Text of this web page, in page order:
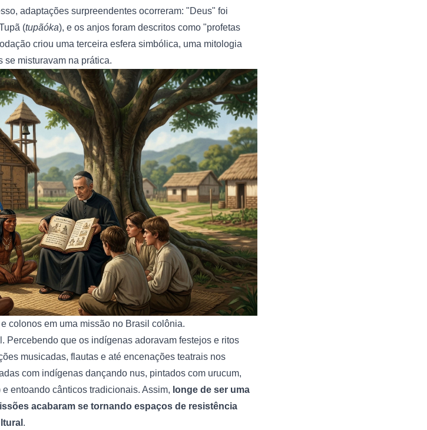
adaptações surpreendentes ocorreram: "Deus" foi
(tupãóka), e os anjos foram descritos como "profetas
criou uma terceira esfera simbólica, uma mitologia
se misturavam na prática.
colonos em uma missão no Brasil colônia.
Percebendo que os indígenas adoravam festejos e ritos
musicadas, flautas e até encenações teatrais nos
com indígenas dançando nus, pintados com urucum,
entoando cânticos tradicionais. Assim, longe de ser uma
acabaram se tornando espaços de resistência
.